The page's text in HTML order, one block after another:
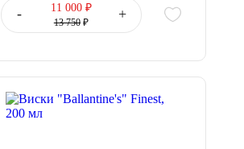
- 11 000 ₽
13 750₽
+